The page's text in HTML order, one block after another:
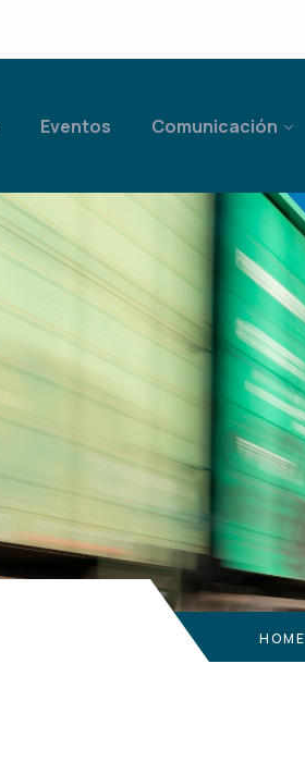
Eventos Comunicación
HOME